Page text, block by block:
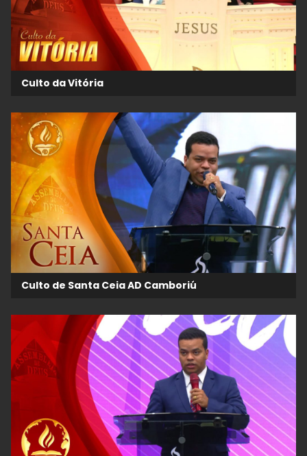
Culto da Vitória
Culto de Santa Ceia AD Camboriú